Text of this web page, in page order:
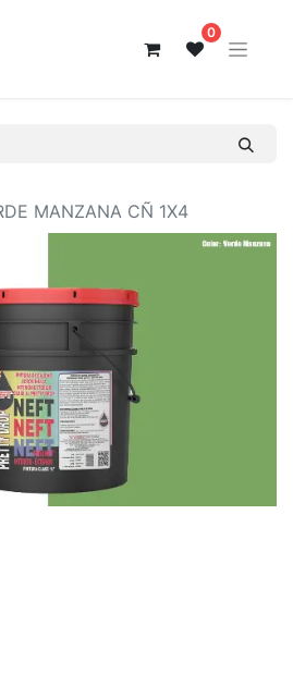
0
MANZANA CÑ 1X4